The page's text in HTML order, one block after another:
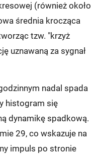
(również około
średnia krocząca
tzw. "krzyż
uznawaną za sygnał
nadal spada
histogram się
dynamikę spadkową.
29, co wskazuje na
impuls po stronie